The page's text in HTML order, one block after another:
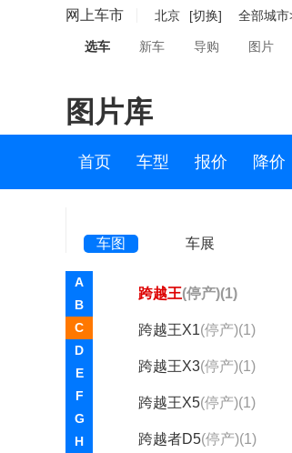
网上车市 北京 [切换] 全部城市
选车 新车 导购 图片
图片库
首页 车型 报价 降价
车图 车展
A
B
C
D
E
F
G
H
长安凯程(3712)
长安跨越
跨越王(停产)(1)
跨越王X1(停产)(1)
跨越王X3(停产)(1)
跨越王X5(停产)(1)
跨越者D5(停产)(1)